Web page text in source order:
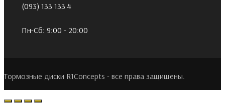
(093) 133 133 4
Пн-Сб: 9:00 - 20:00
Тормозные диски R1Concepts - все права защищены.